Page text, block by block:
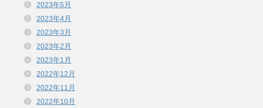
2023年5月
2023年4月
2023年3月
2023年2月
2023年1月
2022年12月
2022年11月
2022年10月